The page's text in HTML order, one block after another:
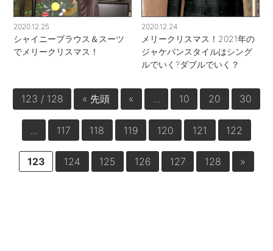
2020.12.25
シャイニーブラウス＆スーツ
でメリークリスマス！
2020.12.24
メリークリスマス！2021年の
ジャケパンスタイルはシング
ルでいく?ダブルでいく？
123 / 128 « 先頭 « ... 10 20 30
117 118 119 120 121 122
123 124 125 126 127 128 »